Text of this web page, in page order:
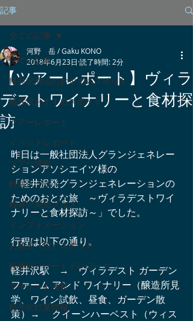
記事
全ての記事
軽井沢周辺のおすすめスポット
軽井沢おすすめスポット
ツアーレポート
イベントレポート
ツアー情報
軽井沢グルメ
軽井沢周辺グルメ
インフォメーション
お花見（桜）スポット
軽井沢リゾートテレワーク
マーケット考察
軽井沢紅葉情報
全ての記事
【ツアーレポート】ヴィラ
デストワイナリーと食材探
訪
河野 岳 / Gaku KONO
2018年6月23日 読了時間: 2分
昨日は一般社団法人グランジェネレー
ションアソシエイツ様の
「軽井沢発グランジェネレーションの
ためのおとな旅　～ヴィラデストワイ
ナリーと食材探訪～」でした。
行程は以下の通り。
軽井沢駅　→　ヴィラデスト ガーデン
ファーム アンド ワイナリー（醸造所見
学、ワイン試飲、昼食、ガーデン散
策）→　 クイーンハーベスト（ウィス